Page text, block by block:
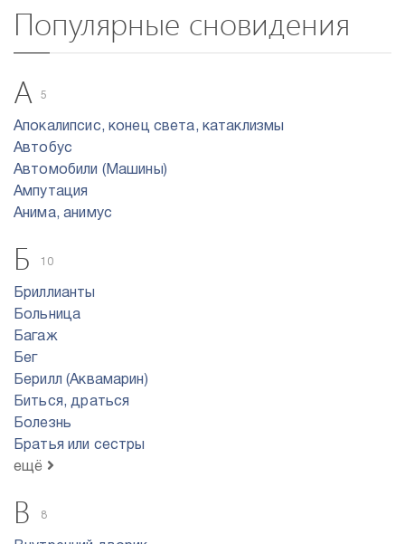
Популярные сновидения
А
5
Апокалипсис, конец света, катаклизмы
Автобус
Автомобили (Машины)
Ампутация
Анима, анимус
Б 10
Бриллианты
Больница
Багаж
Бег
Берилл (Аквамарин)
Биться, драться
Болезнь
Братья или сестры
ещё
В 8